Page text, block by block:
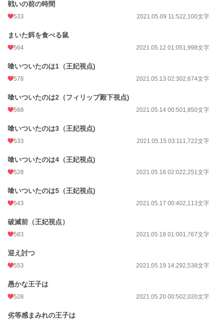
戦いの前の時間
533 2021.05.09 11:522,100文字
まいた餌を食べる鼠
564 2021.05.12 01:051,998文字
喰いついたのは1（王妃視点)
578 2021.05.13 02:302,674文字
喰いついたのは2（フィリップ殿下視点)
568 2021.05.14 00:501,850文字
喰いついたのは3（王妃視点)
533 2021.05.15 03:111,722文字
喰いついたのは4（王妃視点)
528 2021.05.16 02:022,251文字
喰いついたのは5（王妃視点)
543 2021.05.17 00:402,113文字
破滅前（王妃視点）
583 2021.05.18 01:001,767文字
迎え討つ
553 2021.05.19 14:292,538文字
愚かな王子は
528 2021.05.20 00:502,020文字
劣等感まみれの王子は